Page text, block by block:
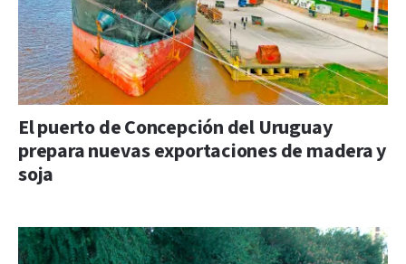
El puerto de Concepción del Uruguay
prepara nuevas exportaciones de madera y
soja